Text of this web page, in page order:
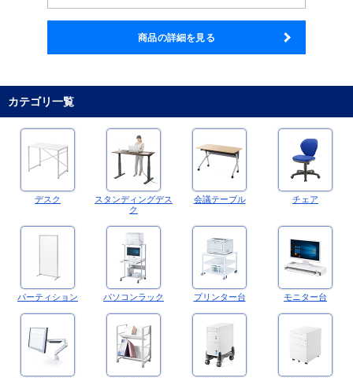
商品の詳細を見る
カテゴリ一覧
デスク
スタンディングデス
ク
会議テーブル チェア
パーティション パソコンラック プリンター台 モニター台